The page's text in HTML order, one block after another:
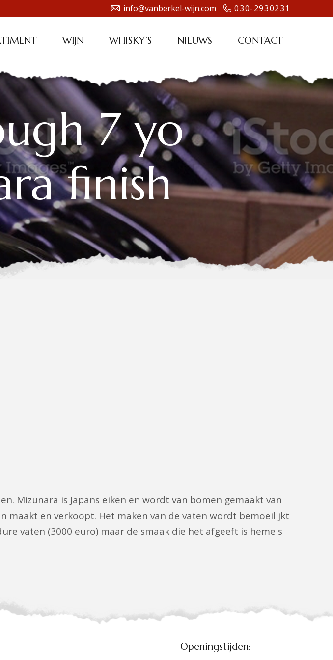
info@vanberkel-wijn.com 030-2930231
WIJN WHISKY’S NIEUWS CONTACT
7 yo
finish
Mizunara is Japans eiken en wordt van bomen gemaakt van
maakt en verkoopt. Het maken van de vaten wordt bemoeilijkt
vaten (3000 euro) maar de smaak die het afgeeft is hemels
Openingstijden: